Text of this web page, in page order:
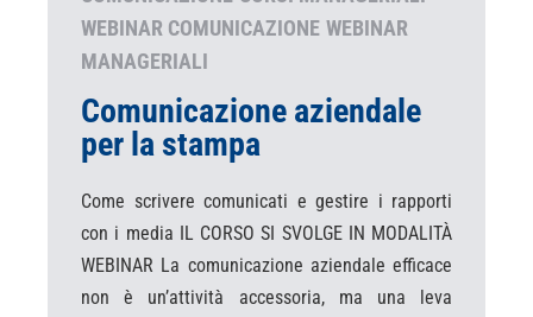
WEBINAR COMUNICAZIONE WEBINAR
MANAGERIALI
Comunicazione aziendale
per la stampa
Come scrivere comunicati e gestire i rapporti
con i media IL CORSO SI SVOLGE IN MODALITÀ
WEBINAR La comunicazione aziendale efficace
non è un’attività accessoria, ma una leva